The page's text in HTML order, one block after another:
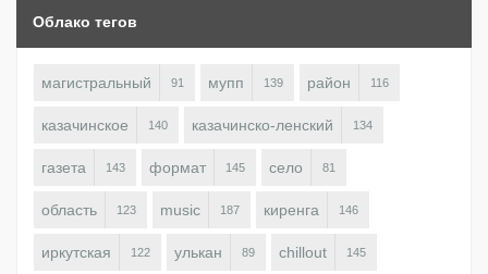
Облако тегов
магистральный 91 мупп 139 район 116
казачинское 140 казачинско-ленский 134
газета 143 формат 145 село 81
область 123 music 187 киренга 146
иркутская 122 улькан 89 chillout 145